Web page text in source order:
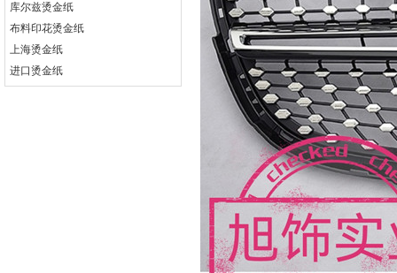
库尔兹烫金纸
布料印花烫金纸
上海烫金纸
进口烫金纸